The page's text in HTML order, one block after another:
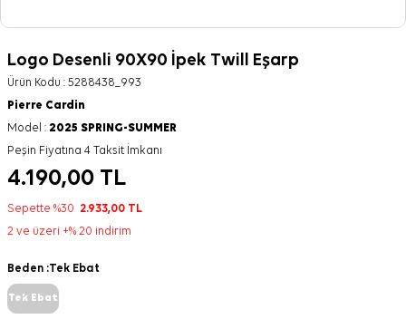
Logo Desenli 90X90 İpek Twill Eşarp
Ürün Kodu : 5288438_993
Pierre Cardin
Model : 2025 SPRING-SUMMER
Peşin Fiyatına 4 Taksit İmkanı
4.190,00 TL
Sepette %30 2.933,00 TL
2 ve üzeri +% 20 indirim
Beden :Tek Ebat
Tek Ebat